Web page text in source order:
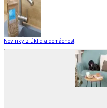
Novinky z úklid a domácnost